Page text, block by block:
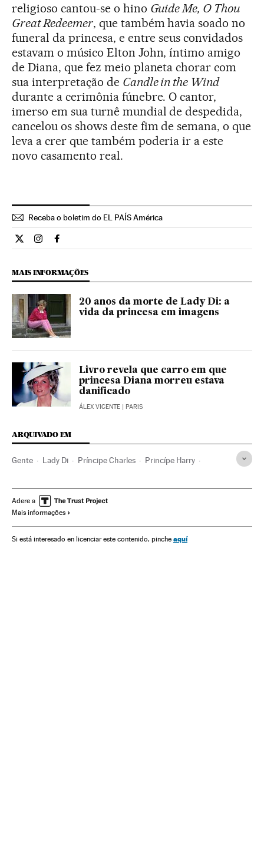
religioso cantou-se o hino Guide Me, O Thou
Great Redeemer, que também havia soado no
funeral da princesa, e entre seus convidados
estavam o músico Elton John, íntimo amigo
de Diana, que fez meio planeta chorar com
sua interpretação de Candle in the Wind
durante a cerimônia fúnebre. O cantor,
imerso em sua turnê mundial de despedida,
cancelou os shows deste fim de semana, o que
leva a crer que também poderia ir a este
novo casamento real.
Receba o boletim do EL PAÍS América
Internacional El País Brasil en Twitter
Internacional El País Brasil en Instagram
Internacional El País Brasil en Facebook
MAIS INFORMAÇÕES
20 anos da morte de Lady Di: a
vida da princesa em imagens
Livro revela que carro em que
princesa Diana morreu estava
danificado
ÁLEX VICENTE | PARIS
ARQUIVADO EM
Gente Lady Di Príncipe Charles Princípe Harry
Reino Unido Europa Ocidental
Casamento Real na Inglaterra
Adere a
Mais informações
Si está interesado en licenciar este contenido, pinche aquí